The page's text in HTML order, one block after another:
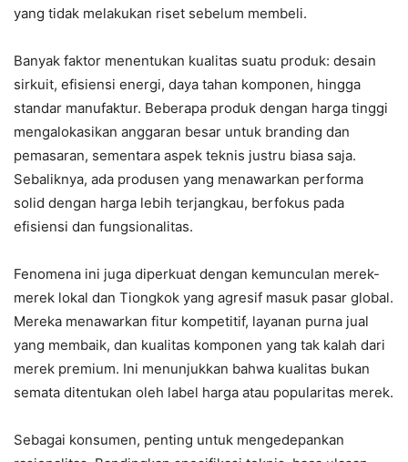
yang tidak melakukan riset sebelum membeli.
Banyak faktor menentukan kualitas suatu produk: desain
sirkuit, efisiensi energi, daya tahan komponen, hingga
standar manufaktur. Beberapa produk dengan harga tinggi
mengalokasikan anggaran besar untuk branding dan
pemasaran, sementara aspek teknis justru biasa saja.
Sebaliknya, ada produsen yang menawarkan performa
solid dengan harga lebih terjangkau, berfokus pada
efisiensi dan fungsionalitas.
Fenomena ini juga diperkuat dengan kemunculan merek-
merek lokal dan Tiongkok yang agresif masuk pasar global.
Mereka menawarkan fitur kompetitif, layanan purna jual
yang membaik, dan kualitas komponen yang tak kalah dari
merek premium. Ini menunjukkan bahwa kualitas bukan
semata ditentukan oleh label harga atau popularitas merek.
Sebagai konsumen, penting untuk mengedepankan